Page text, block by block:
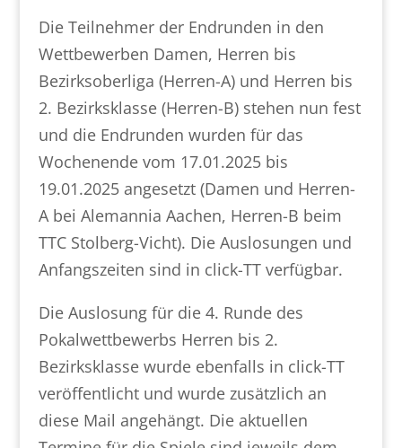
Die Teilnehmer der Endrunden in den
Wettbewerben Damen, Herren bis
Bezirksoberliga (Herren-A) und Herren bis
2. Bezirksklasse (Herren-B) stehen nun fest
und die Endrunden wurden für das
Wochenende vom 17.01.2025 bis
19.01.2025 angesetzt (Damen und Herren-
A bei Alemannia Aachen, Herren-B beim
TTC Stolberg-Vicht). Die Auslosungen und
Anfangszeiten sind in click-TT verfügbar.
Die Auslosung für die 4. Runde des
Pokalwettbewerbs Herren bis 2.
Bezirksklasse wurde ebenfalls in click-TT
veröffentlicht und wurde zusätzlich an
diese Mail angehängt. Die aktuellen